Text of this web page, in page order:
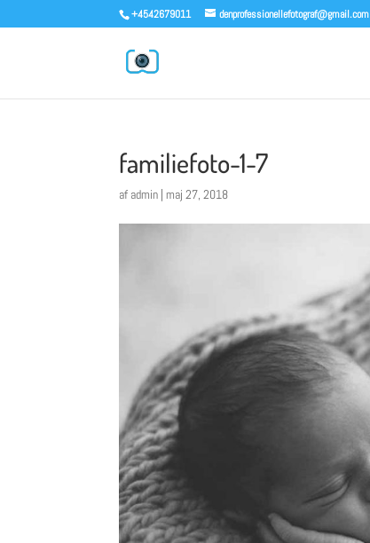
+4542679011 denprofessionellefotograf@gmail.com
familiefoto-1-7
af admin |maj 27, 2018